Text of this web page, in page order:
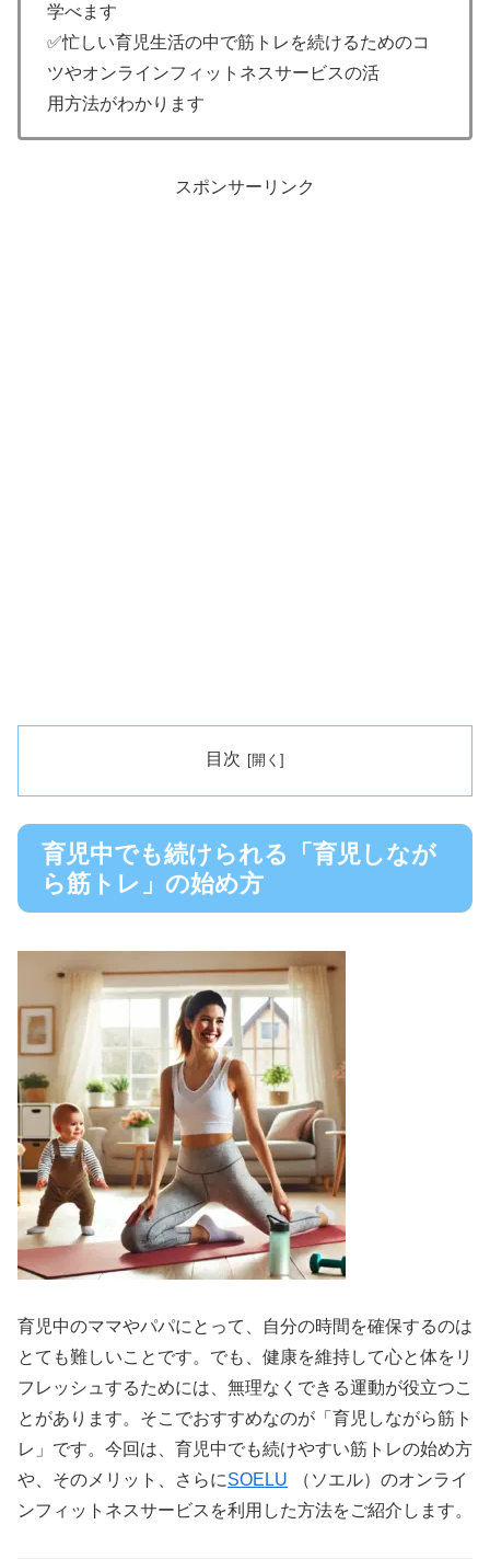
学べます
✅忙しい育児生活の中で筋トレを続けるためのコ
ツやオンラインフィットネスサービスの活
用方法がわかります
スポンサーリンク
目次
育児中でも続けられる「育児しなが
ら筋トレ」の始め方
育児中のママやパパにとって、自分の時間を確保するのは
とても難しいことです。でも、健康を維持して心と体をリ
フレッシュするためには、無理なくできる運動が役立つこ
とがあります。そこでおすすめなのが「育児しながら筋ト
レ」です。今回は、育児中でも続けやすい筋トレの始め方
や、そのメリット、さらにSOELU
（ソエル）のオンライ
ンフィットネスサービスを利用した方法をご紹介します。